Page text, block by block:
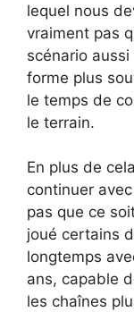
lequel nous
vraiment pas
scénario
forme plus
le temps de
le terrain.
En plus de
continuer
pas que ce
joué certains
longtemps
ans, capable
les chaînes